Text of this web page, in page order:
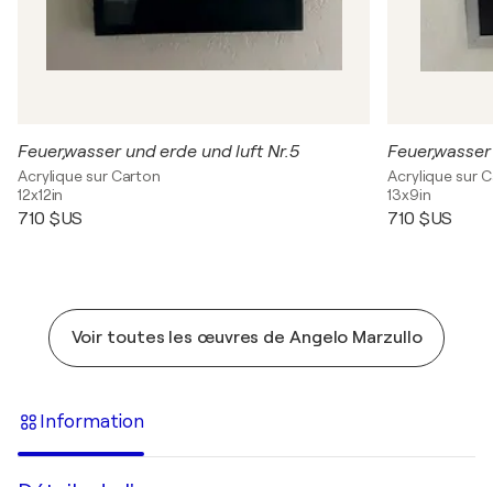
Feuer,wasser und erde und luft Nr.5
Acrylique sur Carton
12x12in
710 $US
Acrylique sur
13x9in
710 $US
Voir toutes les œuvres de Angelo Marzullo
Information